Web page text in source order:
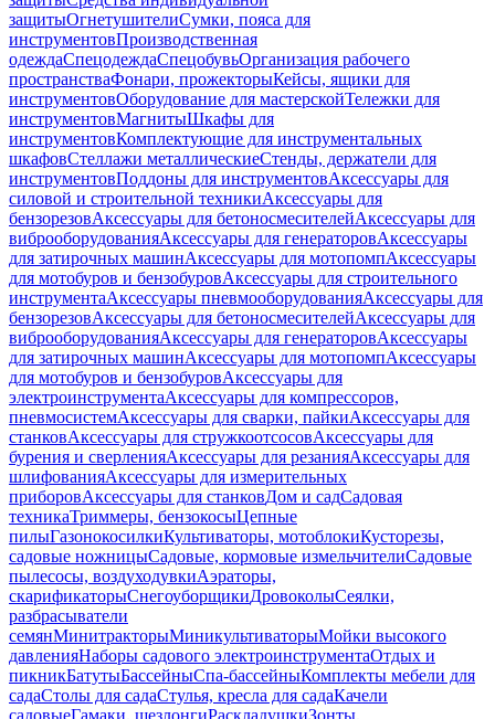
защитыОгнетушителиСумки, пояса для
инструментовПроизводственная
одеждаСпецодеждаСпецобувьОрганизация рабочего
пространстваФонари, прожекторыКейсы, ящики для
инструментовОборудование для мастерскойТележки для
инструментовМагнитыШкафы для
инструментовКомплектующие для инструментальных
шкафовСтеллажи металлическиеСтенды, держатели для
инструментовПоддоны для инструментовАксессуары для
силовой и строительной техникиАксессуары для
бензорезовАксессуары для бетоносмесителейАксессуары для
виброоборудованияАксессуары для генераторовАксессуары
для затирочных машинАксессуары для мотопомпАксессуары
для мотобуров и бензобуровАксессуары для строительного
инструментаАксессуары пневмооборудованияАксессуары для
бензорезовАксессуары для бетоносмесителейАксессуары для
виброоборудованияАксессуары для генераторовАксессуары
для затирочных машинАксессуары для мотопомпАксессуары
для мотобуров и бензобуровАксессуары для
электроинструментаАксессуары для компрессоров,
пневмосистемАксессуары для сварки, пайкиАксессуары для
станковАксессуары для стружкоотсосовАксессуары для
бурения и сверленияАксессуары для резанияАксессуары для
шлифованияАксессуары для измерительных
приборовАксессуары для станковДом и садСадовая
техникаТриммеры, бензокосыЦепные
пилыГазонокосилкиКультиваторы, мотоблокиКусторезы,
садовые ножницыСадовые, кормовые измельчителиСадовые
пылесосы, воздуходувкиАэраторы,
скарификаторыСнегоуборщикиДровоколыСеялки,
разбрасыватели
семянМинитракторыМиникультиваторыМойки высокого
давленияНаборы садового электроинструментаОтдых и
пикникБатутыБассейныСпа-бассейныКомплекты мебели для
садаСтолы для садаСтулья, кресла для садаКачели
садовыеГамаки, шезлонгиРаскладушкиЗонты,